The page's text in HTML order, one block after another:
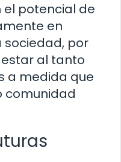
el potencial de
en
sociedad, por
al tanto
a medida que
comunidad